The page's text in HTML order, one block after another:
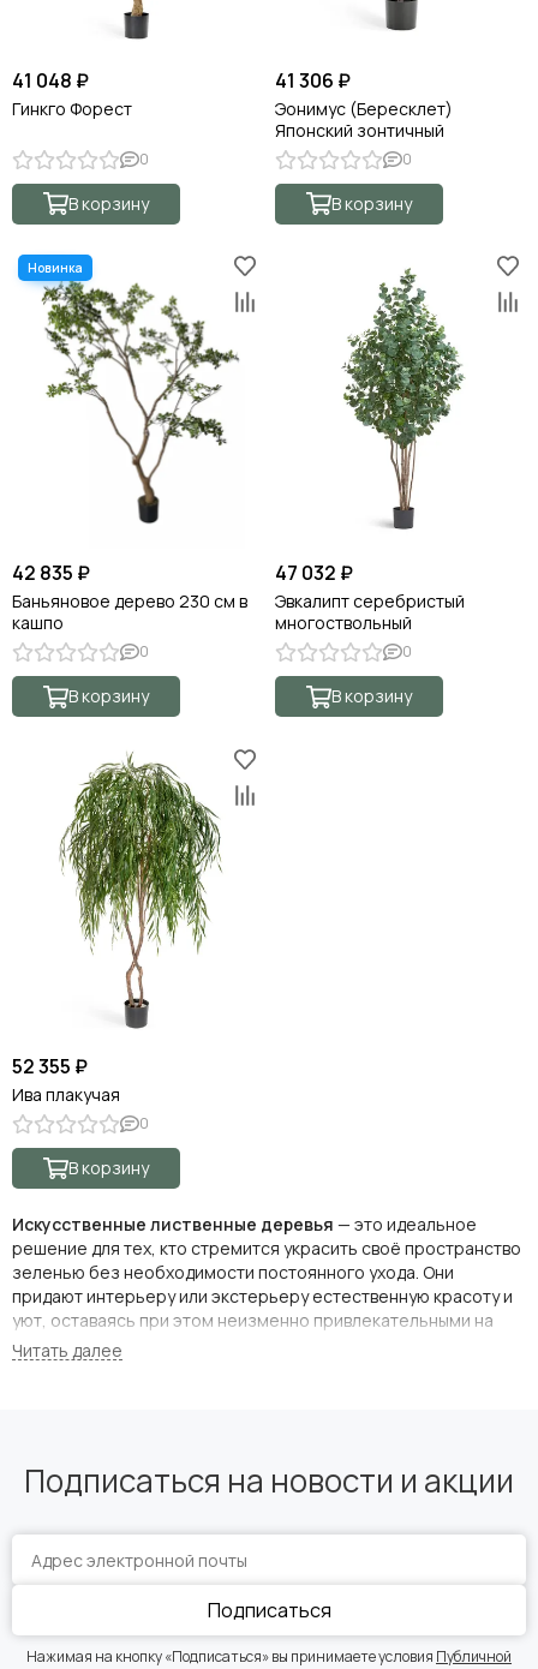
41 048 ₽
Гинкго Форест
0
В корзину
41 306 ₽
Эонимус (Бересклет)
Японский зонтичный
0
В корзину
42 835 ₽
Баньяновое дерево 230 см в
кашпо
0
В корзину
47 032 ₽
Эвкалипт серебристый
многоствольный
0
В корзину
52 355 ₽
Ива плакучая
0
В корзину
Искусственные лиственные деревья — это идеальное
решение для тех, кто стремится украсить своё пространство
зеленью без необходимости постоянного ухода. Они
придают интерьеру или экстерьеру естественную красоту и
уют, оставаясь при этом неизменно привлекательными на
протяжении многих лет.
специальных условий освещения, что делает их
подходящими для любых помещений и условий.
Долговечность:Сохраняют первоначальный вид на
протяжении длительного времени, не выцветая и не
Гипоаллергенность:Безопасны для людей, склонных к
аллергическим реакциям, и не привлекают насекомых.
Подписаться на новости и акции
Подписаться
Нажимая на кнопку «Подписаться» вы принимаете условия Публичной